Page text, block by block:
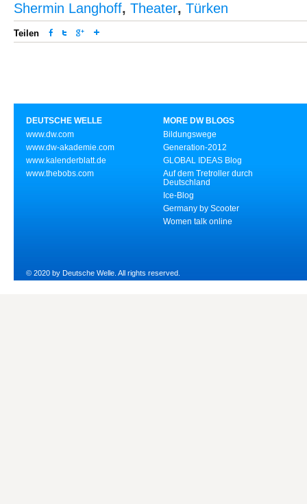
Shermin Langhoff, Theater, Türken
Teilen
DEUTSCHE WELLE
www.dw.com
www.dw-akademie.com
www.kalenderblatt.de
www.thebobs.com
MORE DW BLOGS
Bildungswege
Generation-2012
GLOBAL IDEAS Blog
Auf dem Tretroller durch
Deutschland
Ice-Blog
Germany by Scooter
Women talk online
© 2020 by Deutsche Welle. All rights reserved.